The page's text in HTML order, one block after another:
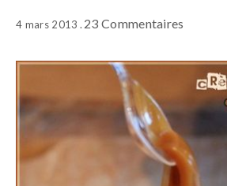
4 mars 2013 23 Commentaires